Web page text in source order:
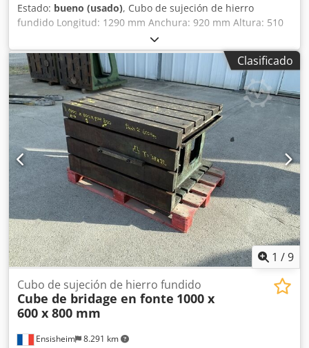
Estado: bueno (usado), Cubo de sujeción de hierro
fundido Longitud: 1290 mm Anchura: 920 mm Altura: 510
mm Dimensiones de las ranuras en T: 42 x 25 mm 2 caras
con ranuras Peso: aproximadamente 1 tonelada
Dcedpfxjzmw Tle Aa Esk
Clasificado
1 /9
Ensisheim 8.291 km
Cubo de sujeción de hierro fundido
Cube de bridage en fonte 1000 x
600 x 800 mm